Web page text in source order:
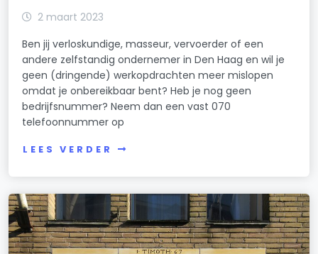
2 maart 2023
Ben jij verloskundige, masseur, vervoerder of een
andere zelfstandig ondernemer in Den Haag en wil je
geen (dringende) werkopdrachten meer mislopen
omdat je onbereikbaar bent? Heb je nog geen
bedrijfsnummer? Neem dan een vast 070
telefoonnummer op
LEES VERDER